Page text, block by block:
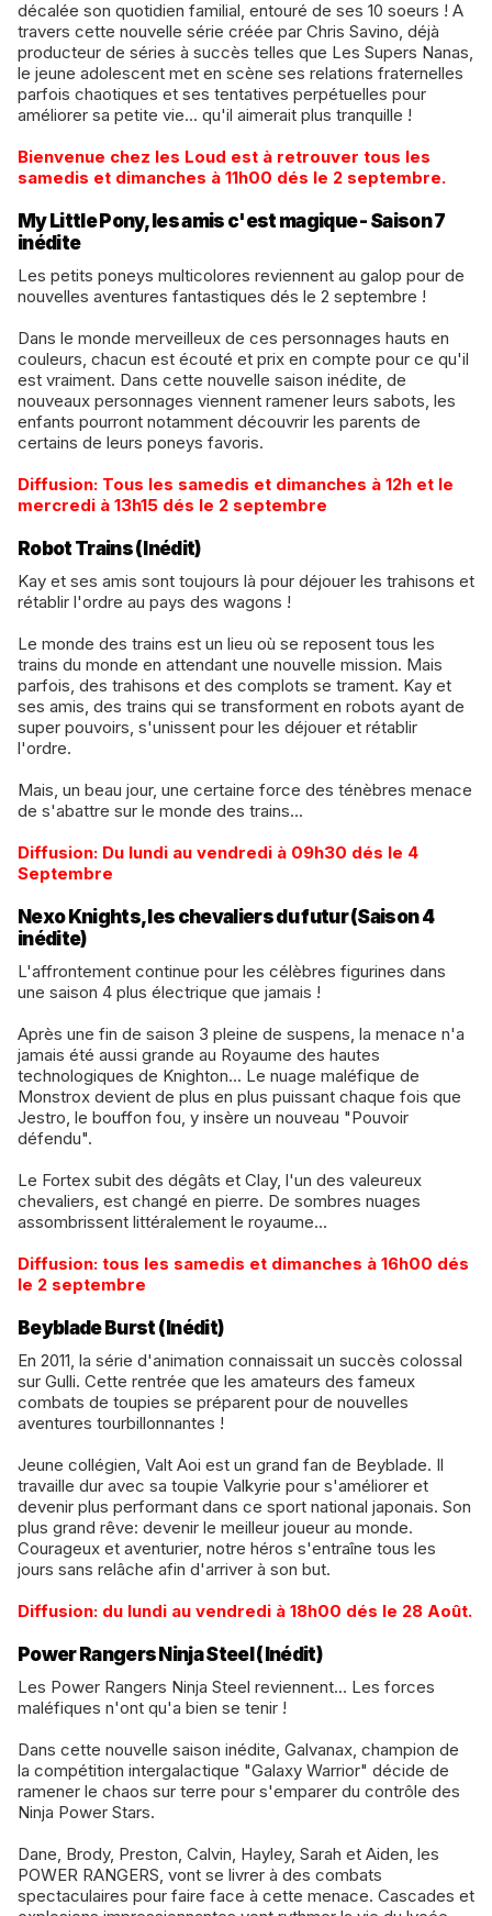
décalée son quotidien familial, entouré de ses 10 soeurs ! A
travers cette nouvelle série créée par Chris Savino, déjà
producteur de séries à succès telles que Les Supers Nanas,
le jeune adolescent met en scène ses relations fraternelles
parfois chaotiques et ses tentatives perpétuelles pour
améliorer sa petite vie... qu'il aimerait plus tranquille !
​Bienvenue chez les Loud est à retrouver tous les
samedis et dimanches à 11h00 dés le 2 septembre.
My Little Pony, les amis c'est magique - Saison 7
inédite
Les petits poneys multicolores reviennent au galop pour de
nouvelles aventures fantastiques dés le 2 septembre !
​Dans le monde merveilleux de ces personnages hauts en
couleurs, chacun est écouté et prix en compte pour ce qu'il
est vraiment. Dans cette nouvelle saison inédite, de
nouveaux personnages viennent ramener leurs sabots, les
enfants pourront notamment découvrir les parents de
certains de leurs poneys favoris.
​Diffusion: Tous les samedis et dimanches à 12h et le
mercredi à 13h15 dés le 2 septembre
Robot Trains (Inédit)
Kay et ses amis sont toujours là pour déjouer les trahisons et
rétablir l'ordre au pays des wagons !
​Le monde des trains est un lieu où se reposent tous les
trains du monde en attendant une nouvelle mission. Mais
parfois, des trahisons et des complots se trament. Kay et
ses amis, des trains qui se transforment en robots ayant de
super pouvoirs, s'unissent pour les déjouer et rétablir
l'ordre.
​Mais, un beau jour, une certaine force des ténèbres menace
de s'abattre sur le monde des trains...
Diffusion: Du lundi au vendredi à 09h30 dés le 4
Septembre
Nexo Knights, les chevaliers du futur (Saison 4
inédite)
L'affrontement continue pour les célèbres figurines dans
une saison 4 plus électrique que jamais !
​Après une fin de saison 3 pleine de suspens, la menace n'a
jamais été aussi grande au Royaume des hautes
technologiques de Knighton... Le nuage maléfique de
Monstrox devient de plus en plus puissant chaque fois que
Jestro, le bouffon fou, y insère un nouveau "Pouvoir
défendu".
​Le Fortex subit des dégâts et Clay, l'un des valeureux
chevaliers, est changé en pierre. De sombres nuages
assombrissent littéralement le royaume...
​Diffusion: tous les samedis et dimanches à 16h00 dés
le 2 septembre
Beyblade Burst (Inédit)
En 2011, la série d'animation connaissait un succès colossal
sur Gulli. Cette rentrée que les amateurs des fameux
combats de toupies se préparent pour de nouvelles
aventures tourbillonnantes !
Jeune collégien, Valt Aoi est un grand fan de Beyblade. Il
travaille dur avec sa toupie Valkyrie pour s'améliorer et
devenir plus performant dans ce sport national japonais. Son
plus grand rêve: devenir le meilleur joueur au monde.
Courageux et aventurier, notre héros s'entraîne tous les
jours sans relâche afin d'arriver à son but.
​Diffusion: du lundi au vendredi à 18h00 dés le 28 Août.
Power Rangers Ninja Steel (Inédit)
Les Power Rangers Ninja Steel reviennent... Les forces
maléfiques n'ont qu'a bien se tenir !
Dans cette nouvelle saison inédite, Galvanax, champion de
la compétition intergalactique "Galaxy Warrior" décide de
ramener le chaos sur terre pour s'emparer du contrôle des
Ninja Power Stars.
​Dane, Brody, Preston, Calvin, Hayley, Sarah et Aiden, les
POWER RANGERS, vont se livrer à des combats
spectaculaires pour faire face à cette menace. Cascades et